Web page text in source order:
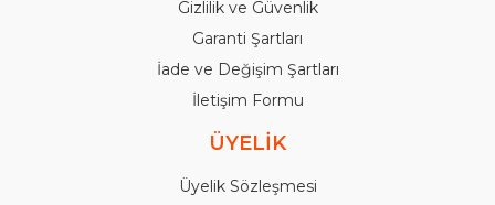
Gizlilik ve Güvenlik
Garanti Şartları
İade ve Değişim Şartları
İletişim Formu
ÜYELİK
Üyelik Sözleşmesi